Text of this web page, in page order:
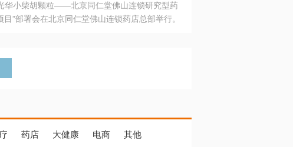
·区域增长大会，赋能工商对接、终端运营
的柔性智造。 我们致力于打破壁垒，让“实验
发端”与“支付端”深度对话，更让监管、产业、资
佛山连锁启动
华小柴胡颗粒——北京同仁堂佛山连锁研究型药
目”部署会在北京同仁堂佛山连锁药店总部举行。
药店 大健康 电商
其他